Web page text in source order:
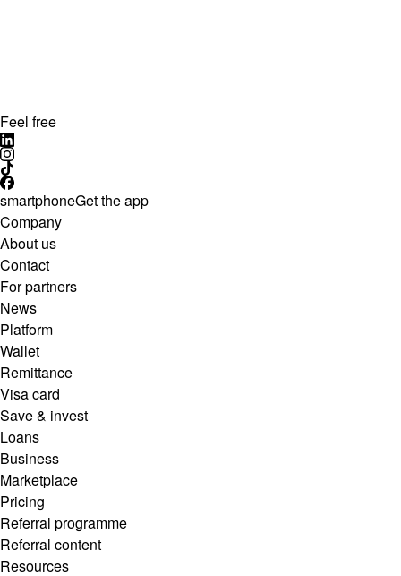
Feel free
smartphoneGet the app
Company
About us
Contact
For partners
News
Platform
Wallet
Remittance
Visa card
Save & invest
Loans
Business
Marketplace
Pricing
Referral programme
Referral content
Resources